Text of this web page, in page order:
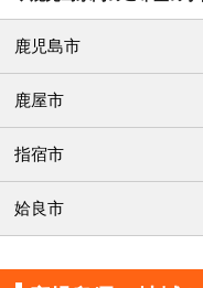
鹿児島市
鹿屋市
指宿市
姶良市